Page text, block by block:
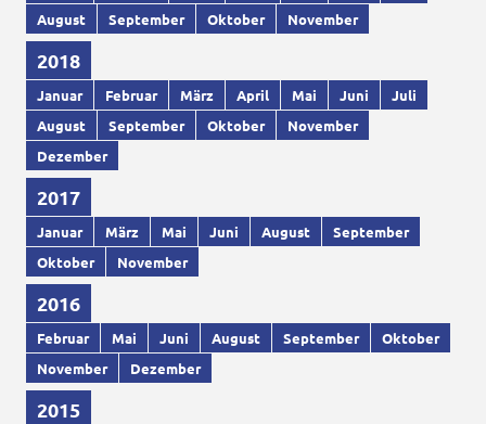
August
September Oktober November
2018
Januar Februar März April Mai Juni
Juli
August
September Oktober
November
Dezember
2017
Januar März Mai Juni August
September
Oktober
November
2016
Februar Mai Juni August September
Oktober
November
Dezember
2015